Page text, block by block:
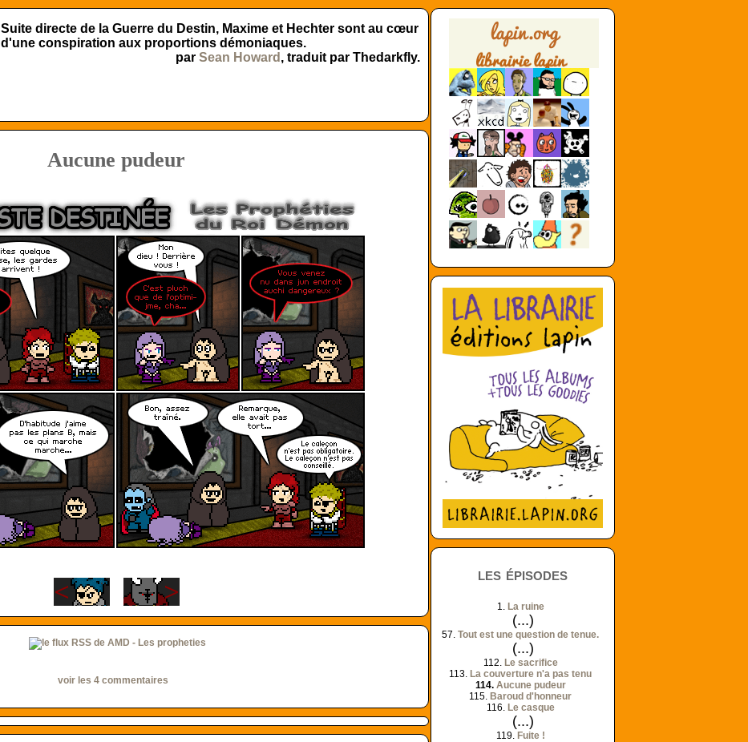
Suite directe de la Guerre du Destin, Maxime et Hechter sont au cœur
d'une conspiration aux proportions démoniaques.
par Sean Howard , traduit par Thedarkfly.
Aucune pudeur
voir les 4 commentaires
les épisodes
1. La ruine
(...)
57. Tout est une question de tenue.
(...)
112. Le sacrifice
113. La couverture n'a pas tenu
114. Aucune pudeur
115. Baroud d'honneur
116. Le casque
(...)
119. Fuite !